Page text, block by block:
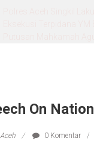
On Nation
0 Komentar